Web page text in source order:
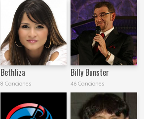
Bethliza
8 Canciones
Billy Bunster
46 Canciones